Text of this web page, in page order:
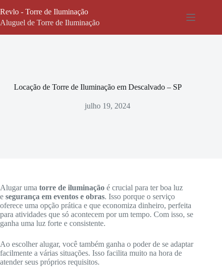
para
o
Revlo - Torre de Iluminação
Aluguel de Torre de Iluminação
Locação de Torre de Iluminação em Descalvado – SP
julho 19, 2024
Alugar uma torre de iluminação é crucial para ter boa luz
e segurança em eventos e obras. Isso porque o serviço
oferece uma opção prática e que economiza dinheiro, perfeita
para atividades que só acontecem por um tempo. Com isso, se
ganha uma luz forte e consistente.
Ao escolher alugar, você também ganha o poder de se adaptar
facilmente a várias situações. Isso facilita muito na hora de
atender seus próprios requisitos.